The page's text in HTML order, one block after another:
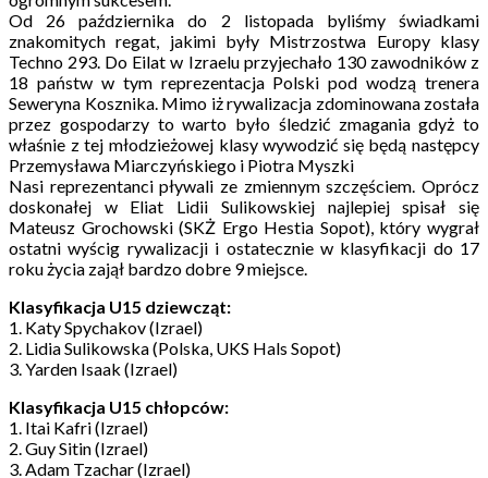
Od 26 października do 2 listopada byliśmy świadkami
znakomitych regat, jakimi były Mistrzostwa Europy klasy
Techno 293. Do Eilat w Izraelu przyjechało 130 zawodników z
18 państw w tym reprezentacja Polski pod wodzą trenera
Seweryna Kosznika. Mimo iż rywalizacja zdominowana została
przez gospodarzy to warto było śledzić zmagania gdyż to
właśnie z tej młodzieżowej klasy wywodzić się będą następcy
Przemysława Miarczyńskiego i Piotra Myszki
Nasi reprezentanci pływali ze zmiennym szczęściem. Oprócz
doskonałej w Eliat Lidii Sulikowskiej najlepiej spisał się
Mateusz Grochowski (SKŻ Ergo Hestia Sopot), który wygrał
ostatni wyścig rywalizacji i ostatecznie w klasyfikacji do 17
roku życia zajął bardzo dobre 9 miejsce.
Klasyfikacja U15 dziewcząt:
1. Katy Spychakov (Izrael)
2. Lidia Sulikowska (Polska, UKS Hals Sopot)
3. Yarden Isaak (Izrael)
Klasyfikacja U15 chłopców:
1. Itai Kafri (Izrael)
2. Guy Sitin (Izrael)
3. Adam Tzachar (Izrael)